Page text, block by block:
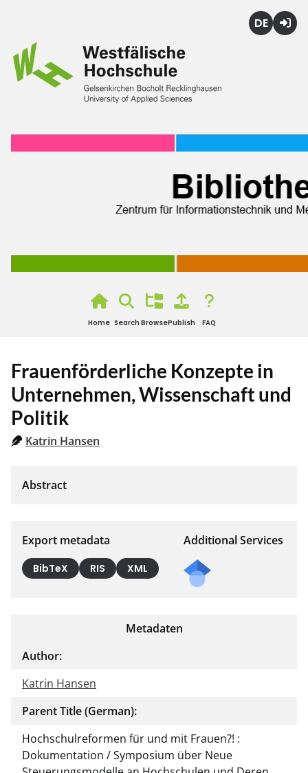
Home Search BrowsePublish FAQ
Frauenförderliche Konzepte in
Unternehmen, Wissenschaft und
Politik
Katrin Hansen
Export metadata
BibTeX RIS XML
Additional Services
Metadaten
Author:
Katrin Hansen
Parent Title (German):
Hochschulreformen für und mit Frauen?! :
Dokumentation / Symposium über Neue